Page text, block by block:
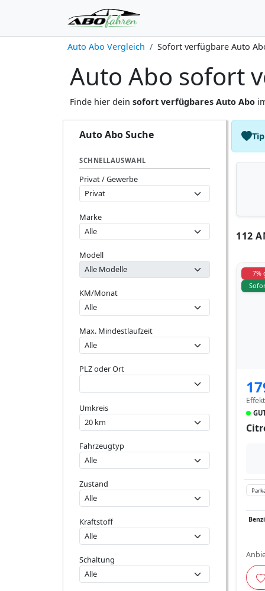
Auto Abo Vergleich Sofort verfügbare Auto
Auto Abo sofort
Finde hier dein sofort verfügbares Auto Abo
Auto Abo Suche
SCHNELLAUSWAHL
Privat / Gewerbe
Marke
Modell
KM/Monat
Max. Mindestlaufzeit
PLZ oder Ort
Umkreis
Fahrzeugtyp
Zustand
Kraftstoff
Schaltung
112
7%